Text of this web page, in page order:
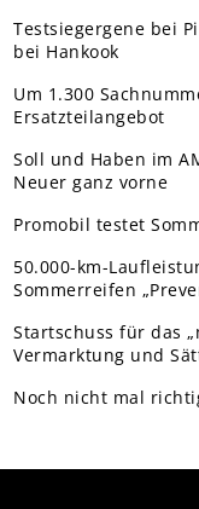
Testsiegergene bei
bei Hankook
Um 1.300
Ersatzteilangebot
Soll und Haben im
Neuer ganz vorne
Promobil testet
50.000-km-
Sommerreifen
Startschuss für das
Vermarktung und
Noch nicht mal